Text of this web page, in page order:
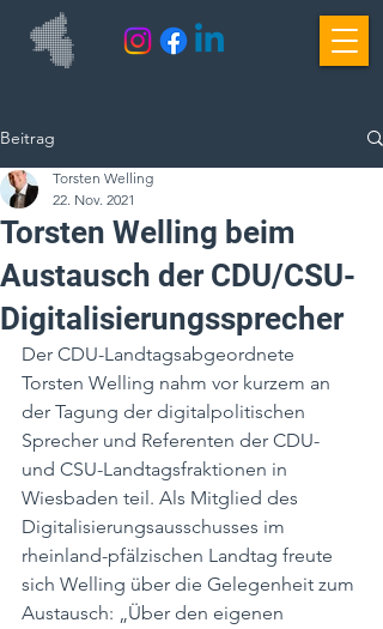
Beitrag
Torsten Welling beim
Austausch der CDU/CSU-
Digitalisierungssprecher
Torsten Welling
22. Nov. 2021
Der CDU-Landtagsabgeordnete
Torsten Welling nahm vor kurzem an
der Tagung der digitalpolitischen
Sprecher und Referenten der CDU-
und CSU-Landtagsfraktionen in
Wiesbaden teil. Als Mitglied des
Digitalisierungsausschusses im
rheinland-pfälzischen Landtag freute
sich Welling über die Gelegenheit zum
Austausch: „Über den eigenen